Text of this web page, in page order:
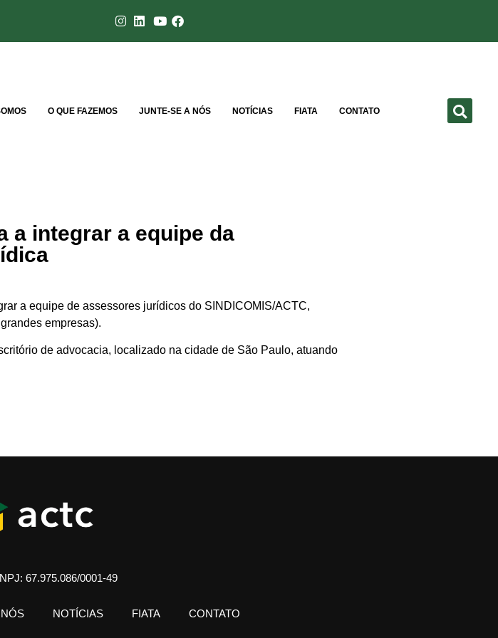
O QUE FAZEMOS JUNTE-SE A NÓS NOTÍCIAS FIATA CONTATO
a integrar a equipe da
a equipe de assessores jurídicos do SINDICOMIS/ACTC,
empresas).
de advocacia, localizado na cidade de São Paulo, atuando
67.975.086/0001-49
NOTÍCIAS FIATA CONTATO